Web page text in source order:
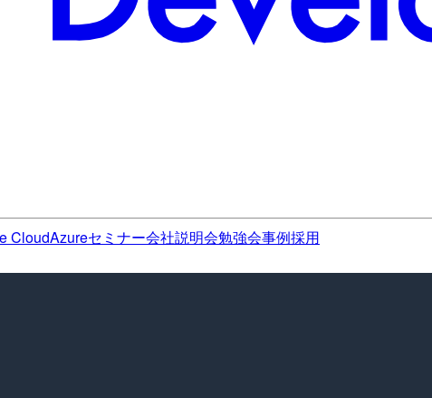
CloudAzureセミナー会社説明会勉強会事例採用